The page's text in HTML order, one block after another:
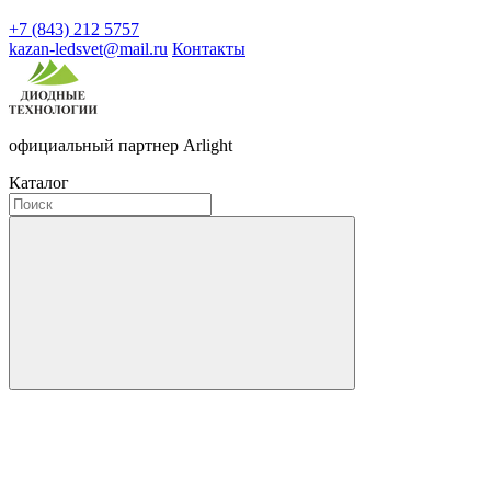
+7 (843) 212 5757
kazan-ledsvet@mail.ru Контакты
официальный партнер Arlight
Каталог